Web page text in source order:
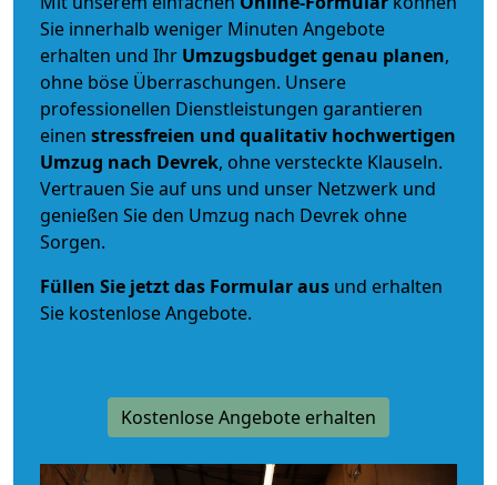
Sie innerhalb weniger Minuten Angebote
erhalten und Ihr Umzugsbudgetgenau planen,
ohne böse Überraschungen. Unsere
professionellen Dienstleistungen garantieren
einen stressfreien und qualitativ hochwertigen
Umzug nach Devrek, ohne versteckte Klauseln.
Vertrauen Sie auf uns und unser Netzwerk und
genießen Sie den Umzug nach Devrek ohne
Sorgen.
Füllen Sie jetzt das Formular aus und erhalten
Sie kostenlose Angebote.
Kostenlose Angebote erhalten